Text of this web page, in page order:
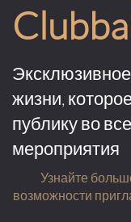
жизни,
публику во
мероприятия
Узнайте
возможности